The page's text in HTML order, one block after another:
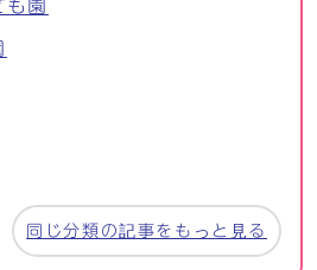
園
同じ分類の記事をもっと見る